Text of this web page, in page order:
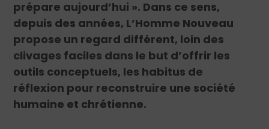
prépare aujourd’hui ». Dans ce sens,
depuis des années, L’Homme Nouveau
propose un regard différent, loin des
clivages faciles dans le but d’offrir les
outils conceptuels, les habitus de
réflexion pour reconstruire une société
humaine et chrétienne.